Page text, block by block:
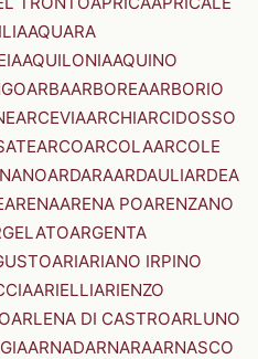
AQUARA
AQUILONIAAQUINO
ARBAARBOREAARBORIO
ARCEVIAARCHIARCIDOSSO
ARCOARCOLAARCOLE
ARDARAARDAULIARDEA
ARENAARENA POARENZANO
ARGENTA
ARIARIANO IRPINO
ARIELLIARIENZO
ARLENA DI CASTROARLUNO
ARNADARNARAARNASCO